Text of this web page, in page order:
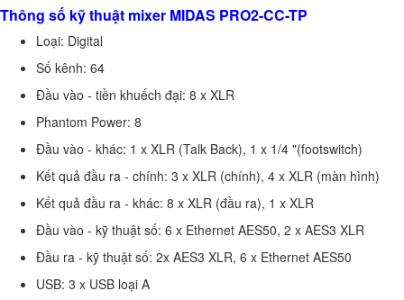
Thông số kỹ thuật mixer MIDAS PRO2-CC-TP
Loại: Digital
Số kênh: 64
Đầu vào - tiền khuếch đại: 8 x XLR
Phantom Power: 8
Đầu vào - khác: 1 x XLR (Talk Back), 1 x 1/4 "(footswitch)
Kết quả đầu ra - chính: 3 x XLR (chính), 4 x XLR (màn hình)
Kết quả đầu ra - khác: 8 x XLR (đầu ra), 1 x XLR
Đầu vào - kỹ thuật số: 6 x Ethernet AES50, 2 x AES3 XLR
Đầu ra - kỹ thuật số: 2x AES3 XLR, 6 x Ethernet AES50
USB: 3 x USB loại A